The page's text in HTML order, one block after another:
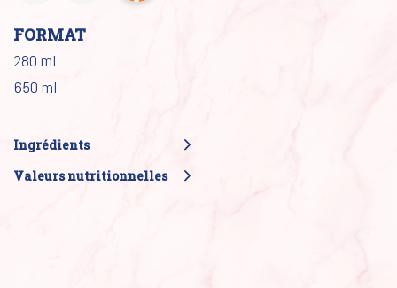
FORMAT
280 ml
650 ml
Ingrédients
Valeurs nutritionnelles